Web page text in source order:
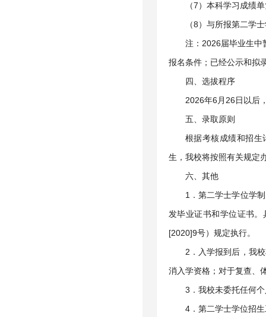
（7）本科学习成绩
（8）与所报第二学
注：2026届毕业生中
报名条件；已经公示和拟
四、选拔程序
2026年6月26日以后
五、录取原则
根据考核成绩和招生
生，我校将按照有关规定
六、其他
1．第二学士学位学
发毕业证书和学位证书
[2020]9号）规定执行。
2．入学报到后，我
消入学资格；对于复查、
3．我校未委托任何
4．第二学士学位招